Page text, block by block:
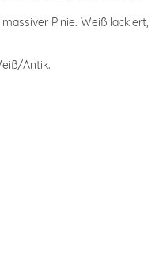
Pinie. Weiß
Antik.